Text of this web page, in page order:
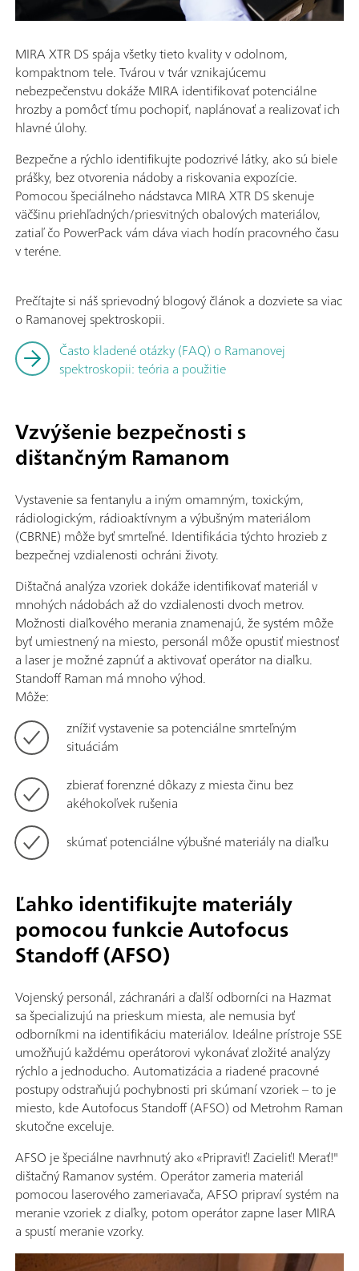
MIRA XTR DS spája všetky tieto kvality v odolnom,
kompaktnom tele. Tvárou v tvár vznikajúcemu
nebezpečenstvu dokáže MIRA identifikovať potenciálne
hrozby a pomôcť tímu pochopiť, naplánovať a realizovať ich
hlavné úlohy.
Bezpečne a rýchlo identifikujte podozrivé látky, ako sú biele
prášky, bez otvorenia nádoby a riskovania expozície.
Pomocou špeciálneho nádstavca MIRA XTR DS skenuje
väčšinu priehľadných/priesvitných obalových materiálov,
zatiaľ čo PowerPack vám dáva viach hodín pracovného času
v teréne.
Prečítajte si náš sprievodný blogový článok a dozviete sa viac
o Ramanovej spektroskopii.
Často kladené otázky (FAQ) o Ramanovej
spektroskopii: teória a použitie
Vzvýšenie bezpečnosti s
dištančným Ramanom
Vystavenie sa fentanylu a iným omamným, toxickým,
rádiologickým, rádioaktívnym a výbušným materiálom
(CBRNE) môže byť smrteľné. Identifikácia týchto hrozieb z
bezpečnej vzdialenosti ochráni životy.
Dištačná analýza vzoriek dokáže identifikovať materiál v
mnohých nádobách až do vzdialenosti dvoch metrov.
Možnosti diaľkového merania znamenajú, že systém môže
byť umiestnený na miesto, personál môže opustiť miestnosť
a laser je možné zapnúť a aktivovať operátor na diaľku.
Standoff Raman má mnoho výhod.
Môže:
znížiť vystavenie sa potenciálne smrteľným
situáciám
zbierať forenzné dôkazy z miesta činu bez
akéhokoľvek rušenia
skúmať potenciálne výbušné materiály na diaľku
Ľahko identifikujte materiály
pomocou funkcie Autofocus
Standoff (AFSO)
Vojenský personál, záchranári a ďalší odborníci na Hazmat
sa špecializujú na prieskum miesta, ale nemusia byť
odborníkmi na identifikáciu materiálov. Ideálne prístroje SSE
umožňujú každému operátorovi vykonávať zložité analýzy
rýchlo a jednoducho. Automatizácia a riadené pracovné
postupy odstraňujú pochybnosti pri skúmaní vzoriek – to je
miesto, kde Autofocus Standoff (AFSO) od Metrohm Raman
skutočne exceluje.
AFSO je špeciálne navrhnutý ako «Pripraviť! Zacieliť! Merať!"
dištačný Ramanov systém. Operátor zameria materiál
pomocou laserového zameriavača, AFSO pripraví systém na
meranie vzoriek z diaľky, potom operátor zapne laser MIRA
a spustí meranie vzorky.